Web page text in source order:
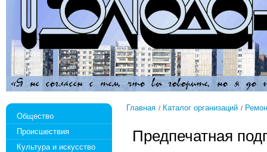
Общество
Происшествия
Культура и искусство
Главная Каталог организаций
Предпечатная